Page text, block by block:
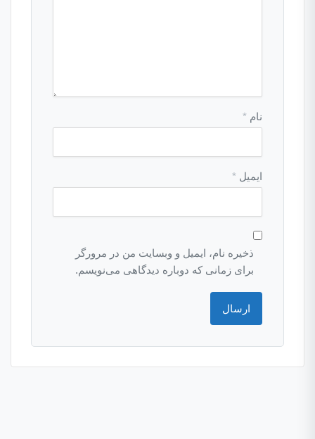
نام *
ایمیل *
ذخیره نام، ایمیل و وبسایت من در مرورگر
برای زمانی که دوباره دیدگاهی می‌نویسم.